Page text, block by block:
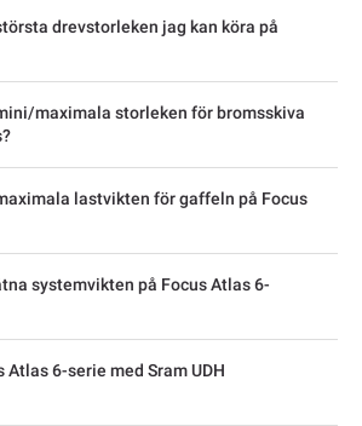
drevstorleken jag kan köra på
maximala storleken för bromsskiva
lastvikten för gaffeln på Focus
systemvikten på Focus Atlas 6-
Atlas 6-serie med Sram UDH